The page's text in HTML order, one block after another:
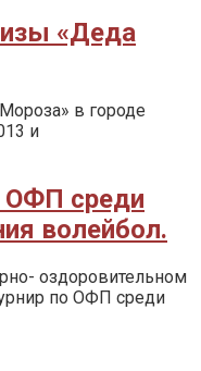
«Деда
в городе
и
ОФП среди
волейбол.
оздоровительном
по ОФП среди